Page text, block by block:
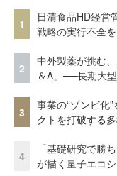
1
日清食品HD経営
戦略の実行不全
2
中外製薬が挑む
＆A」──長期大
3
事業の“ゾンビ化
クトを打破する
4
「基礎研究で勝
が描く量子エコ